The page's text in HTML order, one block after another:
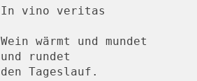
In vino veritas
Wein wärmt und mundet
und rundet
den Tageslauf.